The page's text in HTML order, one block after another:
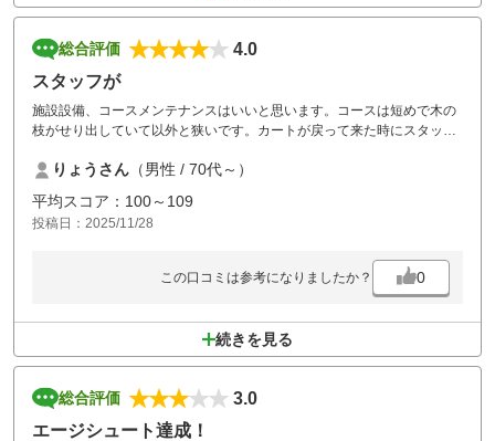
総合評価
4.0
スタッフが
施設設備、コースメンテナンスはいいと思います。コースは短めで木の
枝がせり出していて以外と狭いです。カートが戻って来た時にスタッフ
でした。
りょうさん （男性 / 70代～）
平均スコア：100～109
投稿日：2025/11/28
この口コミは参考になりましたか？ 0
続きを見る
総合評価
3.0
エージシュート達成！